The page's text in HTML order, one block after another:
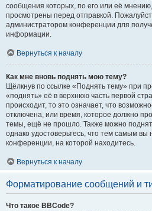
сообщения которых, по его или её
просмотрены перед отправкой.
администратором конференции для
информации.
Вернуться к началу
Как мне вновь поднять мою тему?
Щёлкнув по ссылке «Поднять тему» при
«поднять» её в верхнюю часть первой
происходит, то это означает, что
отключена, или время, которое должно
темы, ещё не прошло. Также можно
однако удостоверьтесь, что тем самым
конференции, на которой находитесь.
Вернуться к началу
Форматирование сообщений и
Что такое BBCode?